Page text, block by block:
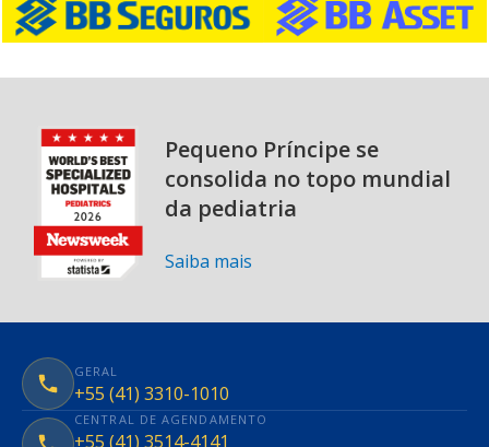
Pequeno Príncipe se
consolida no topo mundial
da pediatria
Saiba mais
GERAL
+55 (41) 3310-1010
CENTRAL DE AGENDAMENTO
+55 (41) 3514-4141